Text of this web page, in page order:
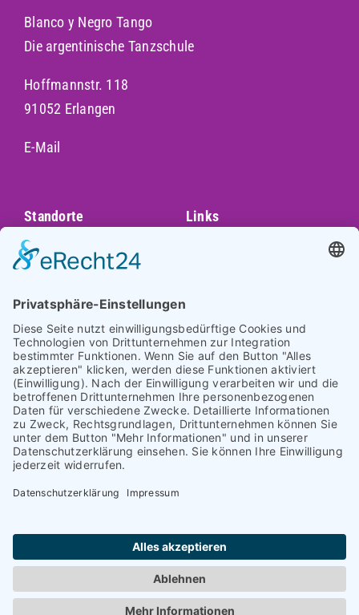
Blanco y Negro Tango
Die argentinische Tanzschule
Hoffmannstr. 118
91052 Erlangen
E-Mail
Standorte
Augsburg
Darmstadt
Frankfurt
Heidelberg
Hofheim am
Taunus
Mannheim
München
Nürnberg
Regensburg
Links
Impressum
Datenschutz
Cookie-Einstellungen
Copyright Blanco y Negro 2024 | Powered by